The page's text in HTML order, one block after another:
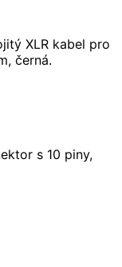
XLR kabel pro
černá.
s 10 piny,